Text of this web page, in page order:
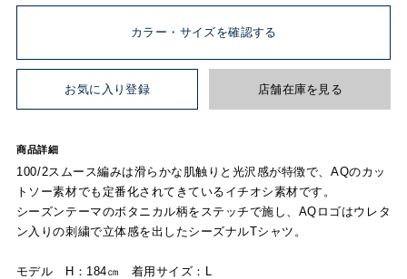
カラー・サイズを確認する
お気に入り登録 店舗在庫を見る
商品詳細
100/2スムース編みは滑らかな肌触りと光沢感が特徴で、AQのカッ
トソー素材でも定番化されてきているイチオシ素材です。
シーズンテーマのボタニカル柄をステッチで施し、AQロゴはウレタ
ン入りの刺繍で立体感を出したシーズナルTシャツ。
モデル H：184㎝ 着用サイズ：L